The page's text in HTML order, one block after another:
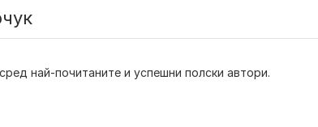
най-почитаните и успешни полски автори.